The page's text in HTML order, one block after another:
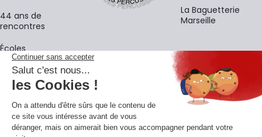
44 ans de
rencontres
Écoles
La Baguetterie
Marseille
La newsletter
Adresse e-mail
En vous inscrivant à notre newsletter, vous acceptez notre
confidentialité.
Retrouvons-nous sur